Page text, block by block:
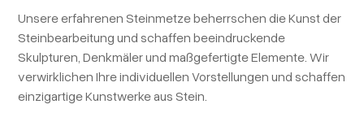
Unsere erfahrenen Steinmetze beherrschen die Kunst der
Steinbearbeitung und schaffen beeindruckende
Skulpturen, Denkmäler und maßgefertigte Elemente. Wir
verwirklichen Ihre individuellen Vorstellungen und schaffen
einzigartige Kunstwerke aus Stein.